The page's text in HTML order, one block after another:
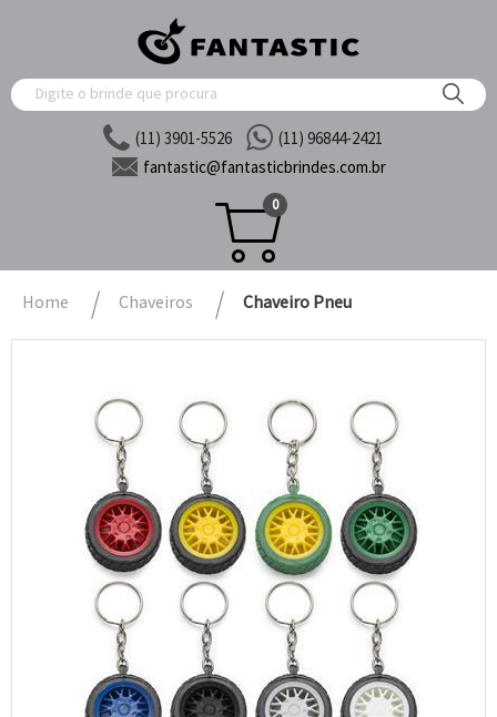
(11) 3901-5526
(11) 96844-2421
fantastic@fantasticbrindes.com.br
0
Home Chaveiros Chaveiro Pneu